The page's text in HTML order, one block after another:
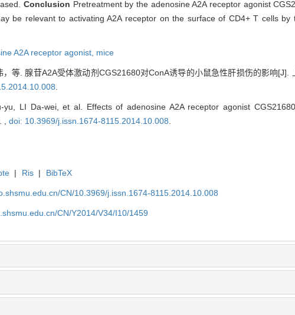
Conclusion Pretreatment by the adenosine A2A receptor agonist
be relevant to activating A2A receptor on the surface of CD4+ T cells by
A2A receptor agonist, mice
等. 腺苷A2A受体激动剂CGS21680对ConA诱导的小鼠急性肝损伤的影响[J].
.
yu, LI Da-wei, et al. Effects of adenosine A2A receptor agonist
, doi: 10.3969/j.issn.1674-8115.2014.10.008.
| Ris | BibTeX
CN/10.3969/j.issn.1674-8115.2014.10.008
CN/Y2014/V34/I10/1459